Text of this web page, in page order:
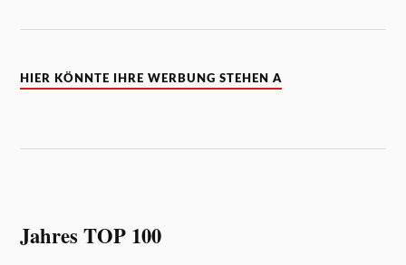
HIER KÖNNTE IHRE WERBUNG STEHEN A
Jahres TOP 100